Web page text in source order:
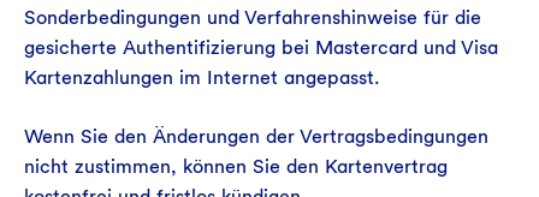
Sonderbedingungen und Verfahrenshinweise für die
gesicherte Authentifizierung bei Mastercard und Visa
Kartenzahlungen im Internet angepasst.
Wenn Sie den Änderungen der Vertragsbedingungen
nicht zustimmen, können Sie den Kartenvertrag